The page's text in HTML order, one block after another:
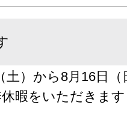
土）から8月16日
暇をいただきます